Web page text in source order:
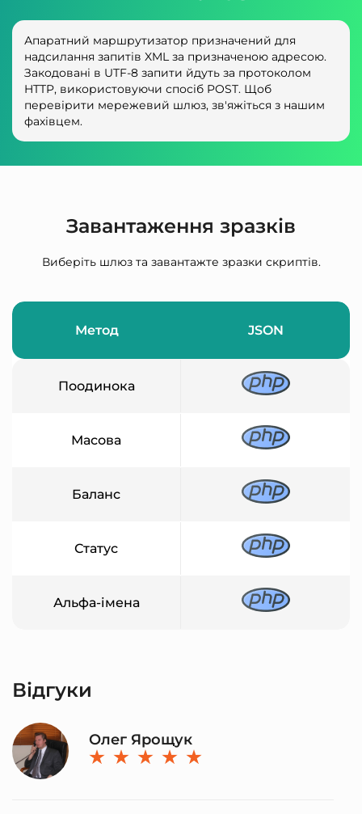
Апаратний маршрутизатор призначений для
надсилання запитів XML за призначеною адресою.
Закодовані в UTF-8 запити йдуть за протоколом
HTTP, використовуючи спосіб POST. Щоб
перевірити мережевий шлюз, зв'яжіться з нашим
фахівцем.
Завантаження зразків
Виберіть шлюз та завантажте зразки скриптів.
Метод JSON
Поодинока
Масова
Баланс
Статус
Альфа-імена
Відгуки
Олег Ярощук